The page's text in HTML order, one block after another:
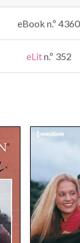
eBook n.º 4360
eLitn.º 352